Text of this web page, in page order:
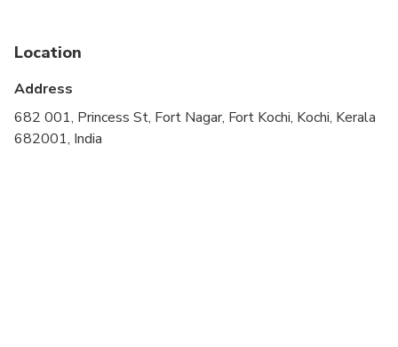
Suitable for all physical fitness levels
Location
Address
682 001, Princess St, Fort Nagar, Fort Kochi, Kochi, Kerala
682001, India